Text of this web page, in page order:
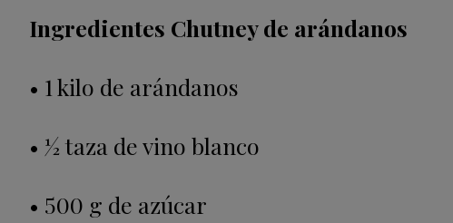
Ingredientes Chutney de arándanos
• 1 kilo de arándanos
• 1⁄2 taza de vino blanco
• 500 g de azúcar